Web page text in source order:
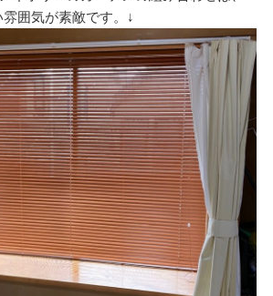
囲気が素敵です。↓